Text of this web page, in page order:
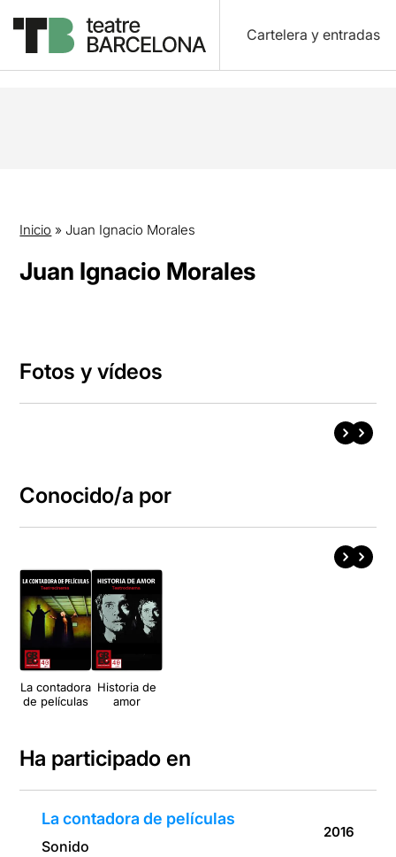
Cartelera y entradas
Inicio » Juan Ignacio Morales
Juan Ignacio Morales
Fotos y vídeos
Conocido/a por
La contadora
de películas
Historia de
amor
Ha participado en
La contadora de películas
Sonido
2016